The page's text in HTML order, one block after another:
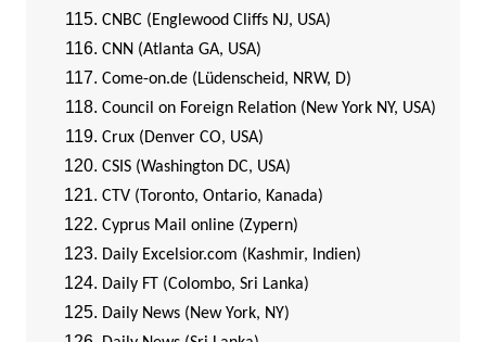
CNBC (Englewood Cliffs NJ, USA)
CNN (Atlanta GA, USA)
Come-on.de (Lüdenscheid, NRW, D)
Council on Foreign Relation (New York NY, USA)
Crux (Denver CO, USA)
CSIS (Washington DC, USA)
CTV (Toronto, Ontario, Kanada)
Cyprus Mail online (Zypern)
Daily Excelsior.com (Kashmir, Indien)
Daily FT (Colombo, Sri Lanka)
Daily News (New York, NY)